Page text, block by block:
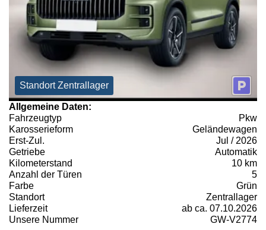
Standort Zentrallager
Allgemeine Daten:
Fahrzeugtyp
Pkw
Karosserieform
Geländewagen
Erst-Zul.
Jul / 2026
Getriebe
Automatik
Kilometerstand
10 km
Anzahl der Türen
5
Farbe
Grün
Standort
Zentrallager
Lieferzeit
ab ca. 07.10.2026
Unsere Nummer
GW-V2774